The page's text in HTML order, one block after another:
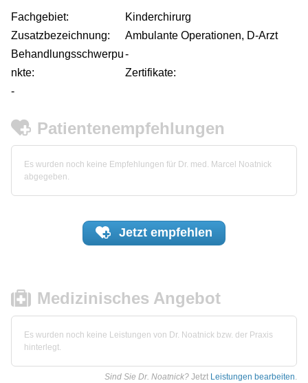
Fachgebiet:
Kinderchirurg
Zusatzbezeichnung:
Ambulante Operationen, D-Arzt
Behandlungsschwerpu
nkte:
-
Zertifikate:
-
Patientenempfehlungen
Es wurden noch keine Empfehlungen für Dr. med. Marcel Noatnick
abgegeben.
Jetzt empfehlen
Medizinisches Angebot
Es wurden noch keine Leistungen von Dr. Noatnick bzw. der Praxis
hinterlegt.
Sind Sie Dr. Noatnick? Jetzt Leistungen bearbeiten.